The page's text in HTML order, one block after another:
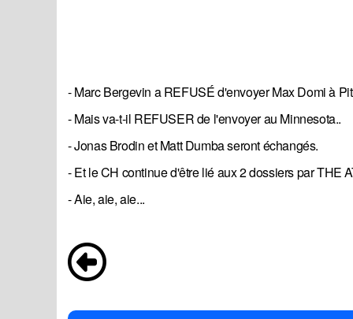
- Marc Bergevin a REFUSÉ d'envoyer Max Domi à
- Mais va-t-il REFUSER de l'envoyer au Minnesota..
- Jonas Brodin et Matt Dumba seront échangés.
- Et le CH continue d'être lié aux 2 dossiers par THE
- Aie, aie, aie...